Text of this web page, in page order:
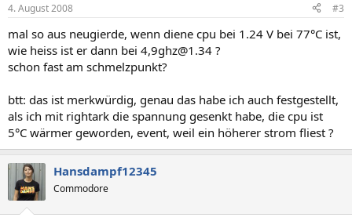
4. August 2008 #3
mal so aus neugierde, wenn diene cpu bei 1.24 V bei 77°C ist,
wie heiss ist er dann bei 4,9ghz@1.34 ?
schon fast am schmelzpunkt?
btt: das ist merkwürdig, genau das habe ich auch festgestellt,
als ich mit rightark die spannung gesenkt habe, die cpu ist
5°C wärmer geworden, event, weil ein höherer strom fliest ?
Hansdampf12345
Commodore